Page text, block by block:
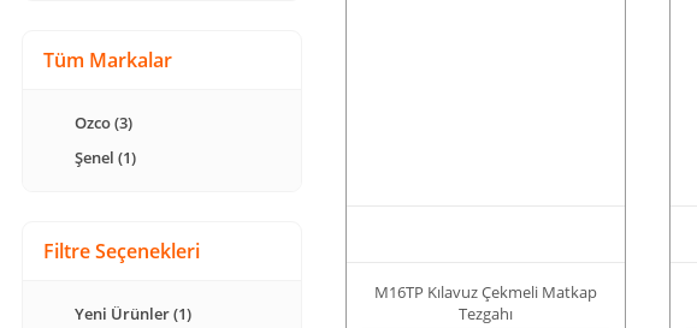
Tüm Markalar
Ozco (3)
Şenel (1)
Filtre Seçenekleri
Yeni Ürünler (1)
M16TP Kılavuz Çekmeli Matkap
Tezgahı